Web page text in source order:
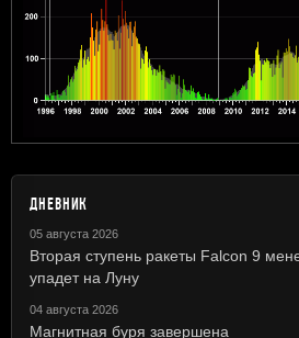
ДНЕВНИК
05 августа 2026
Вторая ступень ракеты Falcon 9
упадет на Луну
04 августа 2026
Магнитная буря завершена